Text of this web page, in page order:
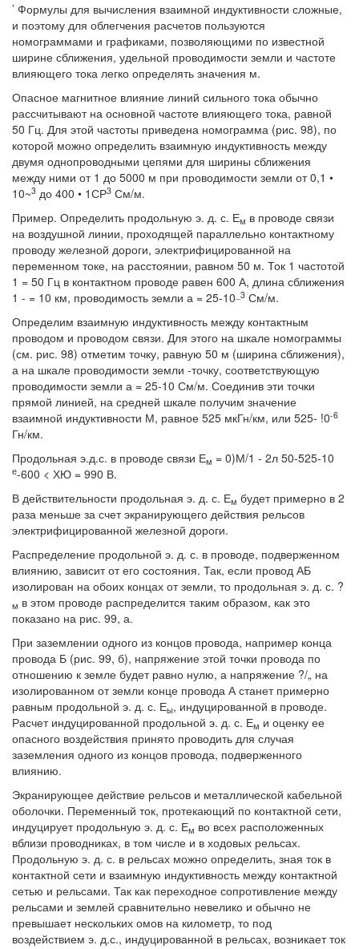
’ Формулы для вычисления взаимной индуктивности сложные,
и поэтому для облегчения расчетов пользуются
номограммами и графиками, позволяющими по известной
ширине сближения, удельной проводимости земли и частоте
влияющего тока легко определять значения м.
Опасное магнитное влияние линий сильного тока обычно
рассчитывают на основной частоте влияющего тока, равной
50 Гц. Для этой частоты приведена номограмма (рис. 98), по
которой можно определить взаимную индуктивность между
двумя однопроводными цепями для ширины сближения
между ними от 1 до 5000 м при проводимости земли от 0,1 •
10~3 до 400 • 1СР3 См/м.
Пример. Определить продольную э. д. с. Ем в проводе связи
на воздушной линии, проходящей параллельно контактному
проводу железной дороги, электрифицированной на
переменном токе, на расстоянии, равном 50 м. Ток 1 частотой
1 = 50 Гц в контактном проводе равен 600 А, длина сближения
1 - = 10 км, проводимость земли а = 25-10 _3 См/м.
Определим взаимную индуктивность между контактным
проводом и проводом связи. Для этого на шкале номограммы
(см. рис. 98) отметим точку, равную 50 м (ширина сближения),
а на шкале проводимости земли -точку, соответствующую
проводимости земли а = 25-10 См/м. Соединив эти точки
прямой линией, на средней шкале получим значение
взаимной индуктивности М, равное 525 мкГн/км, или 525- !0-6
Гн/км.
Продольная э.д.с. в проводе связи Ем = 0)М/1 - 2л 50-525-10
е-600 < ХЮ = 990 В.
В действительности продольная э. д. с. Ем будет примерно в 2
раза меньше за счет экранирующего действия рельсов
электрифицированной железной дороги.
Распределение продольной э. д. с. в проводе, подверженном
влиянию, зависит от его состояния. Так, если провод АБ
изолирован на обоих концах от земли, то продольная э. д. с. ?
м в этом проводе распределится таким образом, как это
показано на рис. 99, а.
При заземлении одного из концов провода, например конца
провода Б (рис. 99, б), напряжение этой точки провода по
отношению к земле будет равно нулю, а напряжение ?/„ на
изолированном от земли конце провода А станет примерно
равным продольной э. д. с. Еы, индуцированной в проводе.
Расчет индуцированной продольной э. д. с. Ем и оценку ее
опасного воздействия принято проводить для случая
заземления одного из концов провода, подверженного
влиянию.
Экранирующее действие рельсов и металлической кабельной
оболочки. Переменный ток, протекающий по контактной сети,
индуцирует продольную э. д. с. Ем во всех расположенных
вблизи проводниках, в том числе и в ходовых рельсах.
Продольную э. д. с. в рельсах можно определить, зная ток в
контактной сети и взаимную индуктивность между контактной
сетью и рельсами. Так как переходное сопротивление между
рельсами и землей сравнительно невелико и обычно не
превышает нескольких омов на километр, то под
воздействием э. д.с., индуцированной в рельсах, возникает ток